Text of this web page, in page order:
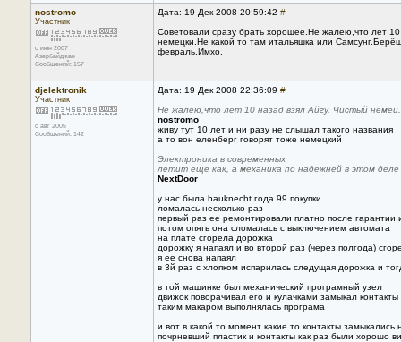
nostromo
Участник
с июн 2007
Азербайджан
Сообщений: 157
Дата: 19 Дек 2008 20:59:42 #
Советовали сразу брать хорошее.Не жалею,что лет
немецки.Не какой то там итальяшка или
февраль.Имхо.
djelektronik
Участник
с авг 2005
Сообщений: 142
Дата: 19 Дек 2008 22:36:09 #
Не жалею,что лет 10 назад взял Айгу. Чистый немец.
nostromo
живу тут 10 лет и ни разу не слышал такого названия
а то вон еленберг говорят тоже немецкий
Электроника в современных
летит еще как, а механика по надежней в этом
NextDoor
у нас была bauknecht года 99 покупки
ломалась несколько раз
первый раз ее ремонтировали платно после гарантии
потом опять она сломалась с выключением автомата
на плате сгорела дорожка
дорожку я напаял и во второй раз (через полгода)
я ее снова напаял
в 3й раз с хлопком испарилась следущая дорожка и
в той машинке был механический програмный узел
движок поворачивал его и кулачками замыкал контакты
таким макаром выполнялась програма
и вот в какой то момент какие то контакты замыкались
почрневший пластик и контакты как раз были хорошо